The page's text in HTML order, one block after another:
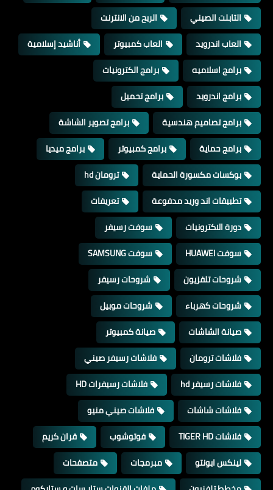
التابلت الصيني
الربح من الانترنت
العاب اندرويد
العاب كمبيوتر
أناشيد إسلامية
برامج اسلاميه
برامج الكترونيات
برامج اندرويد
برامج تحميل
برامج تصاميم هندسية
برامج تصوير الشاشة
برامج حماية
برامج كمبيوتر
برامج ميديا
بوكسات مكسورة الحماية
ترومان hd
تطبيقات اند وريد مدفوعة
تعريفات
دورة الاكترونيات
سوفت رسيفر
سوفت HUAWEI
سوفت SAMSUNG
شروحات تلفزيون
شروحات رسيفر
شروحات كهرباء
شروحات موبيل
صيانة الشاشات
صيانة كمبيوتر
فلاشات ترومان
فلاشات رسيفر صيني
فلاشات رسيفر hd
فلاشات رسيفرات HD
فلاشات شاشات
فلاشات صيني منيو
فلاشات TIGER HD
فوتوشوب
قران كريم
لينكس ابونتو
مبرمجات
متصفحات